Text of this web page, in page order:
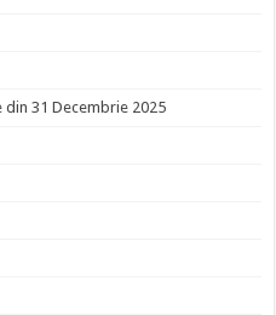
din 31 Decembrie 2025